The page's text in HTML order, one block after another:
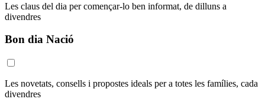
Les claus del dia per començar-lo ben informat, de dilluns a
divendres
Bon dia Nació
Les novetats, consells i propostes ideals per a totes les famílies, cada
divendres